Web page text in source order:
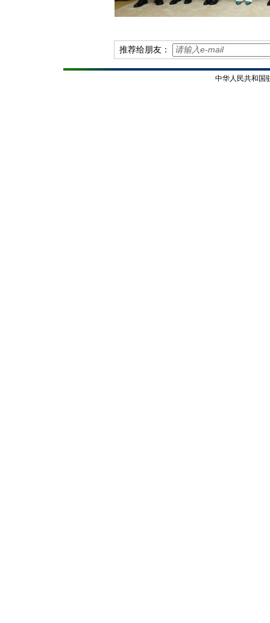
推荐给朋友：
中华人民共和国